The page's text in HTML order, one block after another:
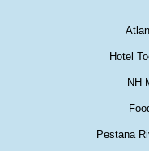
Hotel
NH
Pestana